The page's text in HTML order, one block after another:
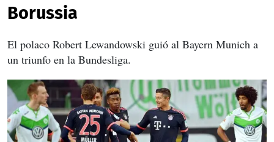
Borussia
El polaco Robert Lewandowski guió al Bayern Munich a
un triunfo en la Bundesliga.